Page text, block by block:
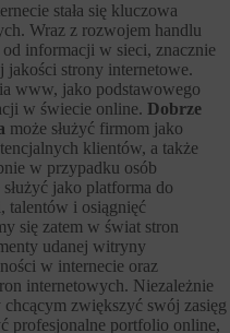
stała się kluczowa
Wraz z rozwojem handlu
informacji w sieci, znacznie
jakości strony internetowe.
www, jako podstawowego
w świecie online. Dobrze
może służyć firmom jako
klientów, a także
w przypadku osób
jako platforma do
talentów i osiągnięć
się zatem w świat stron
udanej witryny
w internecie oraz
internetowych. Niezależnie
zwiększyć swój zasięg
profesjonalne portfolio online,